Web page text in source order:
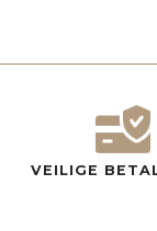
VEILIGE